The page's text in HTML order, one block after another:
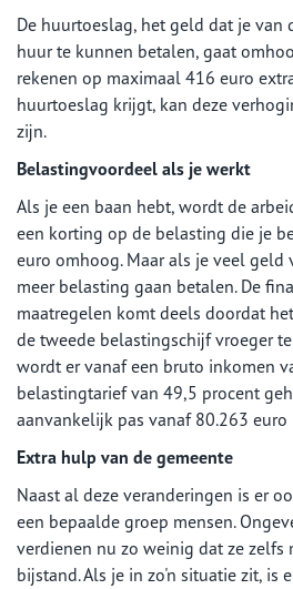
De huurtoeslag, het geld dat je van
huur te kunnen betalen, gaat
rekenen op maximaal 416 euro
huurtoeslag krijgt, kan deze
zijn.
Belastingvoordeel als je werkt
Als je een baan hebt, wordt de
een korting op de belasting die je
euro omhoog. Maar als je veel geld
meer belasting gaan betalen. De
maatregelen komt deels doordat
de tweede belastingschijf vroeger
wordt er vanaf een bruto inkomen
belastingtarief van 49,5 procent
aanvankelijk pas vanaf 80.263
Extra hulp van de gemeente
Naast al deze veranderingen is er
een bepaalde groep mensen.
verdienen nu zo weinig dat ze zelfs
bijstand. Als je in zo'n situatie zit, is